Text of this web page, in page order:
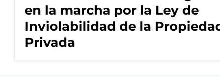
en la marcha por la Ley de
Inviolabilidad de la
Privada